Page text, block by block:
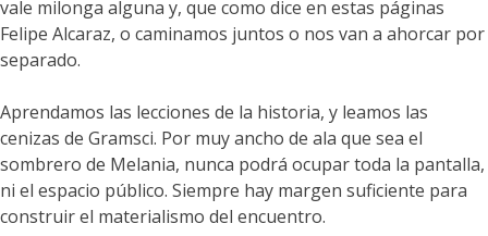
vale milonga alguna y, que como dice en estas páginas
Felipe Alcaraz, o caminamos juntos o nos van a ahorcar por
separado.
Aprendamos las lecciones de la historia, y leamos las
cenizas de Gramsci. Por muy ancho de ala que sea el
sombrero de Melania, nunca podrá ocupar toda la pantalla,
ni el espacio público. Siempre hay margen suficiente para
construir el materialismo del encuentro.